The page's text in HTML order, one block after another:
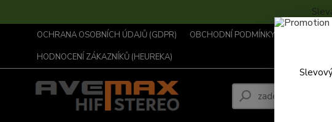
OCHRANA OSOBNÍCH ÚDAJŮ (GDPR) OBCHODNÍ PODMÍNKY ...
HODNOCENÍ ZÁKAZNÍKŮ (HEUREKA)